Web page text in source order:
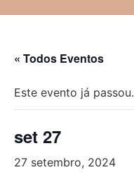
« Todos Eventos
Este evento já passou.
set 27
27 setembro, 2024